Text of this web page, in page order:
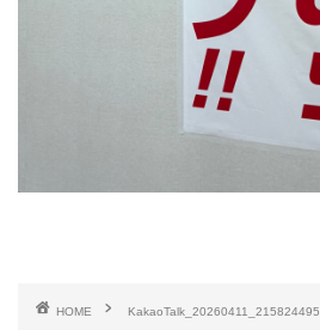
HOME KakaoTalk_20260411_215824495